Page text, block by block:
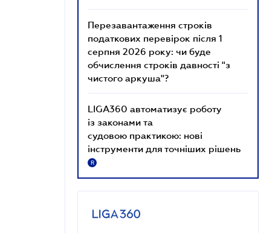
Перезавантаження строків
податкових перевірок після 1
серпня 2026 року: чи буде
обчислення строків давності "з
чистого аркуша"?
LIGA360 автоматизує роботу
із законами та
судовою практикою: нові
інструменти для точніших рішень
R